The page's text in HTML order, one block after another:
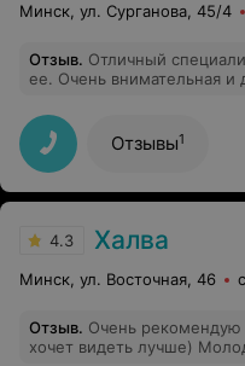
Минск, ул. Сурганова, 45/4
Отзыв. Отличный
ее. Очень внимательная и
Отзывы1
4.3 Халва
Минск, ул. Восточная, 46
Отзыв. Очень рекомендую
хочет видеть лучше)